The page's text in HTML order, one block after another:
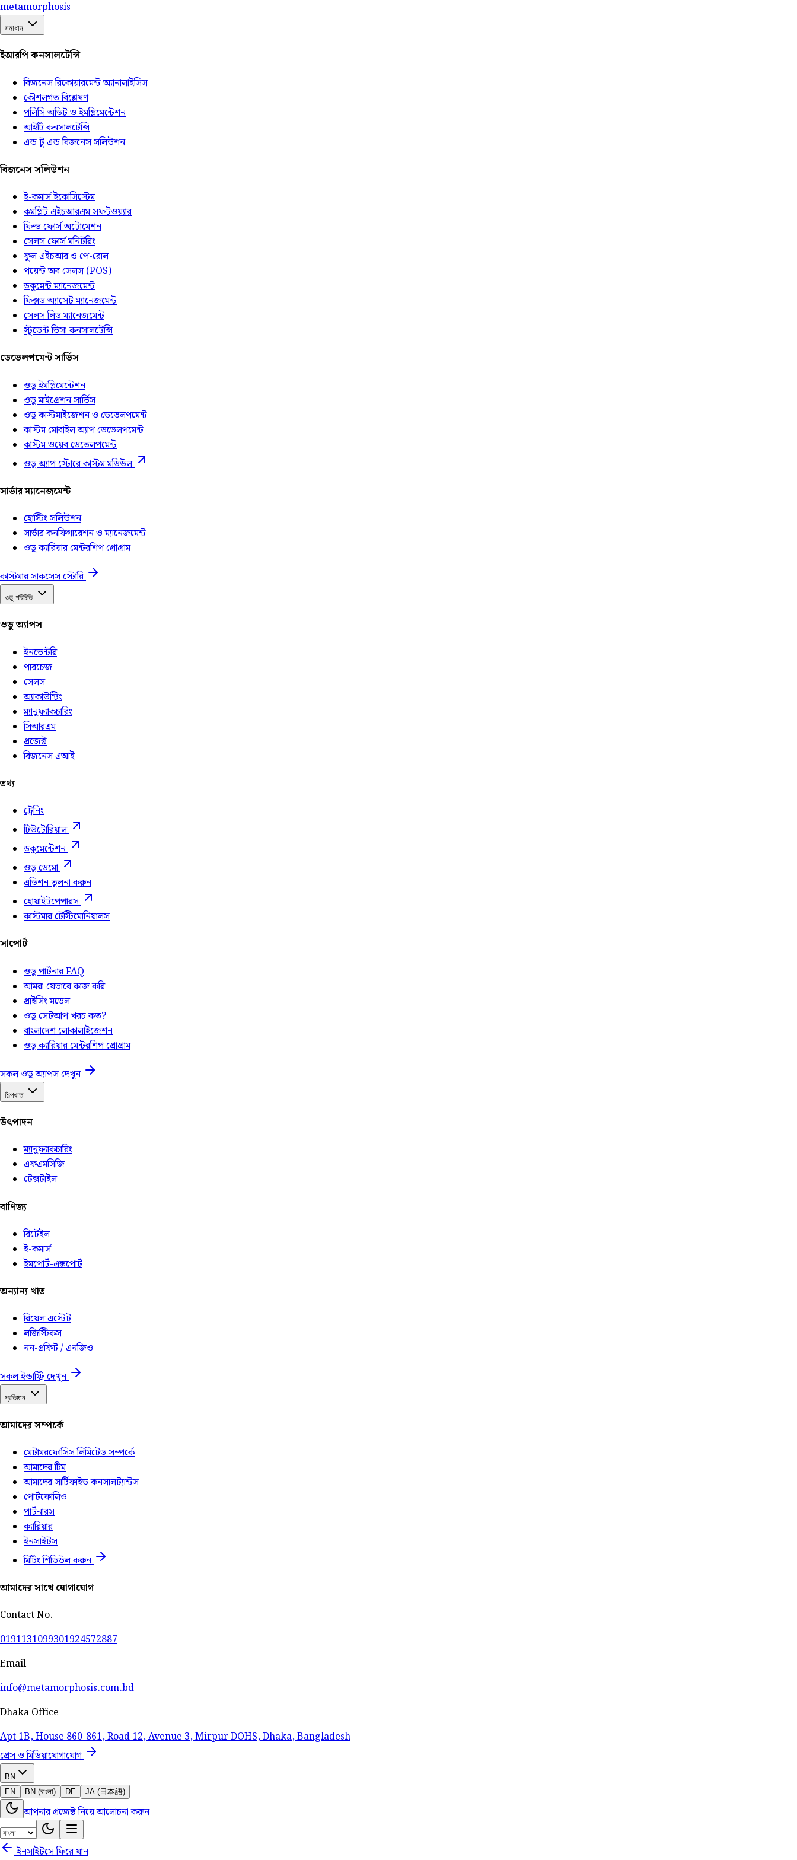
metamorphosis
সমাধান
ইআরপি কনসালটেন্সি
বিজনেস রিকোয়ারমেন্ট অ্যানালাইসিস
কৌশলগত বিশ্লেষণ
পলিসি অডিট ও ইমপ্লিমেন্টেশন
আইটি কনসালটেন্সি
এন্ড টু এন্ড বিজনেস সলিউশন
বিজনেস সলিউশন
ই-কমার্স ইকোসিস্টেম
কমপ্লিট এইচআরএম সফটওয়্যার
ফিল্ড ফোর্স অটোমেশন
সেলস ফোর্স মনিটরিং
ফুল এইচআর ও পে-রোল
পয়েন্ট অব সেলস (POS)
ডকুমেন্ট ম্যানেজমেন্ট
ফিক্সড অ্যাসেট ম্যানেজমেন্ট
সেলস লিড ম্যানেজমেন্ট
স্টুডেন্ট ভিসা কনসালটেন্সি
ডেভেলপমেন্ট সার্ভিস
ওডু ইমপ্লিমেন্টেশন
ওডু মাইগ্রেশন সার্ভিস
ওডু কাস্টমাইজেশন ও ডেভেলপমেন্ট
কাস্টম মোবাইল অ্যাপ ডেভেলপমেন্ট
কাস্টম ওয়েব ডেভেলপমেন্ট
ওডু অ্যাপ স্টোরে কাস্টম মডিউল
সার্ভার ম্যানেজমেন্ট
হোস্টিং সলিউশন
সার্ভার কনফিগারেশন ও ম্যানেজমেন্ট
ওডু ক্যারিয়ার মেন্টরশিপ প্রোগ্রাম
কাস্টমার সাকসেস স্টোরি
ওডু পরিচিতি
ওডু অ্যাপস
ইনভেন্টরি
পারচেজ
সেলস
অ্যাকাউন্টিং
ম্যানুফ্যাকচারিং
সিআরএম
প্রজেক্ট
বিজনেস এআই
তথ্য
ট্রেনিং
টিউটোরিয়াল
ডকুমেন্টেশন
ওডু ডেমো
এডিশন তুলনা করুন
হোয়াইটপেপারস
কাস্টমার টেস্টিমোনিয়ালস
সাপোর্ট
ওডু পার্টনার FAQ
আমরা যেভাবে কাজ করি
প্রাইসিং মডেল
ওডু সেটআপ খরচ কত?
বাংলাদেশ লোকালাইজেশন
ওডু ক্যারিয়ার মেন্টরশিপ প্রোগ্রাম
সকল ওডু অ্যাপস দেখুন
শিল্পখাত
উৎপাদন
ম্যানুফ্যাকচারিং
এফএমসিজি
টেক্সটাইল
বাণিজ্য
রিটেইল
ই-কমার্স
ইমপোর্ট-এক্সপোর্ট
অন্যান্য খাত
রিয়েল এস্টেট
লজিস্টিকস
নন-প্রফিট / এনজিও
সকল ইন্ডাস্ট্রি দেখুন
প্রতিষ্ঠান
আমাদের সম্পর্কে
মেটামরফোসিস লিমিটেড সম্পর্কে
আমাদের টিম
আমাদের সার্টিফাইড কনসালট্যান্টস
পোর্টফোলিও
পার্টনারস
ক্যারিয়ার
ইনসাইটস
মিটিং শিডিউল করুন
আমাদের সাথে যোগাযোগ
Contact No.
0191131099301924572887
Email
info@metamorphosis.com.bd
Dhaka Office
Apt 1B, House 860-861, Road 12, Avenue 3, Mirpur DOHS, Dhaka, Bangladesh
প্রেস ও মিডিয়াযোগাযোগ
BN
EN
BN (বাংলা) DE JA (日本語)
আপনার প্রজেক্ট নিয়ে আলোচনা করুন
ইনসাইটসে ফিরে যান